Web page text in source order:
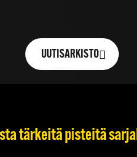
UUTISARKISTO
tärkeitä pisteitä